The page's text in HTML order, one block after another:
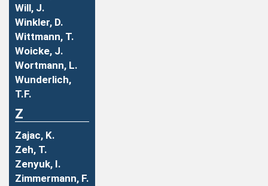
Will, J.
Winkler, D.
Wittmann, T.
Woicke, J.
Wortmann, L.
Wunderlich,
T.F.
Z
Zajac, K.
Zeh, T.
Zenyuk, I.
Zimmermann, F.